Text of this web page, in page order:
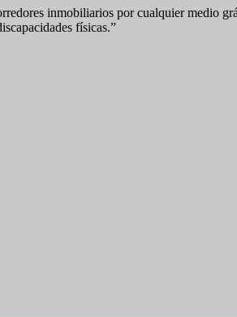
inmobiliarios por cualquier medio
físicas.”